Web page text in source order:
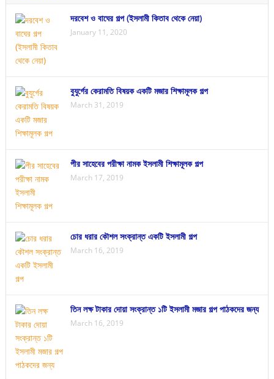
দরবেশ ও বাঘের গল্প (ইসলামী কিতাব থেকে নেয়া)
January 11, 2020
বুযুর্গের কেরামতি বিষয়ক একটি মজার শিক্ষামূলক গল্প
March 31, 2019
পীর সাহেবের পরীক্ষা নামক ইসলামী শিক্ষামূলক গল্প
March 17, 2019
চোর ধরার কৌশল সংক্রান্ত একটি ইসলামী গল্প
March 16, 2019
তিন লক্ষ টাকার দোয়া সংক্রান্ত ১টি ইসলামী মজার গল্প পাঠকদের জন্য
March 16, 2019